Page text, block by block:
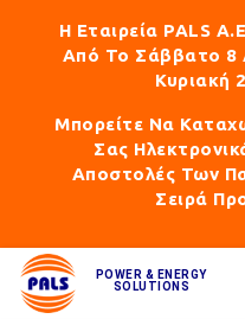
Η Εταιρεία PALS
Από Το Σάββατο 8
Κυριακή
Μπορείτε Να
Σας
Αποστολές Των
Σειρά
POWER & ENERGY
SOLUTIONS